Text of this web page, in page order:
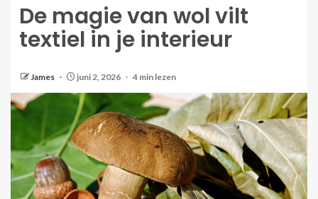
De magie van wol vilt
textiel in je interieur
James juni 2, 2026 4 min lezen